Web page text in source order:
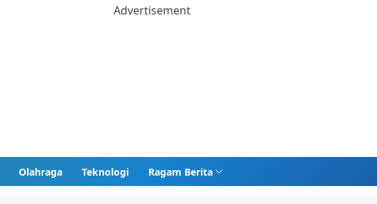
Olahraga Teknologi Ragam Berita